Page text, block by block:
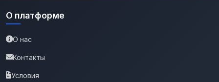
О платформе
О нас
Контакты
Условия